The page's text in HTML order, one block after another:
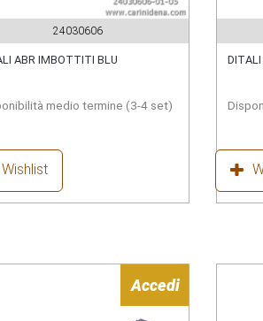
24030606
ABR IMBOTTITI BLU
medio termine (3-4 set)
Wishlist
Accedi